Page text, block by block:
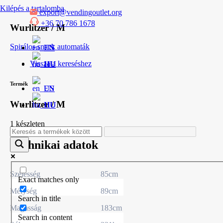
Kilépés a tartalombaexport@vendingoutlet.org
+36 70 786 1678
EN
HU
EN
HU
Exact matches only
Search in title
Search in content
Wurlitzer / M
Spirálos snack automaták
Vissza a kereséshez
Termék
Wurlitzer / M
1 készleten
Technikai adatok
Szélesség
85cm
Mélység
89cm
Magasság
183cm